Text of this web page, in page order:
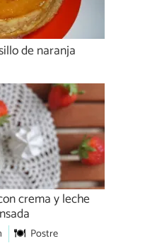
de naranja
crema y leche
Postre